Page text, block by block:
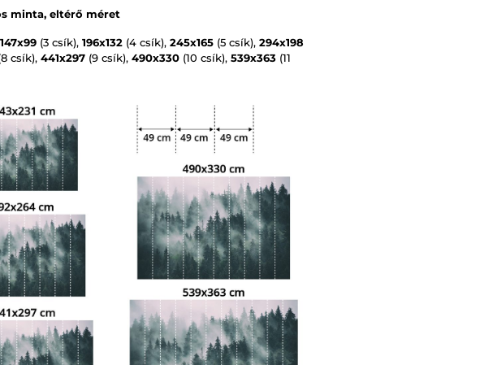
minta, eltérő méret
147x99 (3 csík), 196x132 (4 csík), 245x165 (5 csík), 294x198
csík), 441x297 (9 csík), 490x330 (10 csík), 539x363 (11